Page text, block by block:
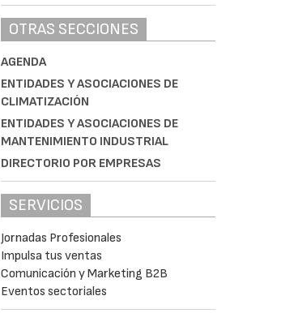
OTRAS SECCIONES
AGENDA
ENTIDADES Y ASOCIACIONES DE
CLIMATIZACIÓN
ENTIDADES Y ASOCIACIONES DE
MANTENIMIENTO INDUSTRIAL
DIRECTORIO POR EMPRESAS
SERVICIOS
Jornadas Profesionales
Impulsa tus ventas
Comunicación y Marketing B2B
Eventos sectoriales